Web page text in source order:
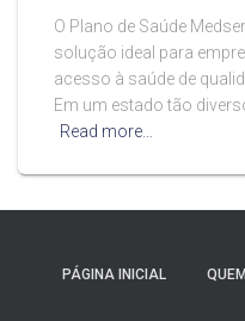
O Plano de Saúde
solução ideal para
acesso à saúde de
Em um estado tão
Read more…
PÁGINA INICIAL